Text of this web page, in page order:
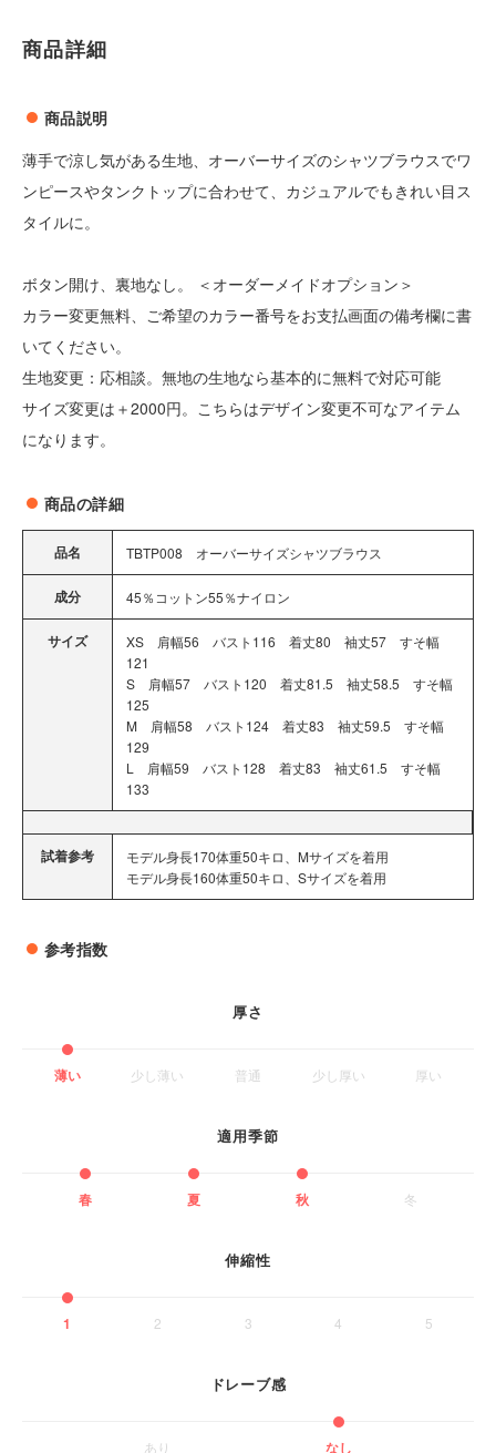
商品詳細
商品説明
薄手で涼し気がある生地、オーバーサイズのシャツブラウスでワ
ンピースやタンクトップに合わせて、カジュアルでもきれい目ス
タイルに。
ボタン開け、裏地なし。 ＜オーダーメイドオプション＞
カラー変更無料、ご希望のカラー番号をお支払画面の備考欄に書
いてください。
生地変更：応相談。無地の生地なら基本的に無料で対応可能
サイズ変更は＋2000円。こちらはデザイン変更不可なアイテム
になります。
商品の詳細
品名 TBTP008 オーバーサイズシャツブラウス
成分 45％コットン55％ナイロン
サイズ
XS 肩幅56 バスト116 着丈80 袖丈57 すそ幅
121
S 肩幅57 バスト120 着丈81.5 袖丈58.5 すそ幅
125
M 肩幅58 バスト124 着丈83 袖丈59.5 すそ幅
129
L 肩幅59 バスト128 着丈83 袖丈61.5 すそ幅
133
試着参考
モデル身長170体重50キロ、Mサイズを着用
モデル身長160体重50キロ、Sサイズを着用
参考指数
厚さ
薄い 少し薄い 普通 少し厚い 厚い
適用季節
春 夏 秋 冬
伸縮性
1 2 3 4 5
ドレーブ感
あり なし